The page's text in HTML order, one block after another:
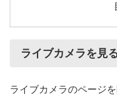
ライブカメラを見
ライブカメラのページ